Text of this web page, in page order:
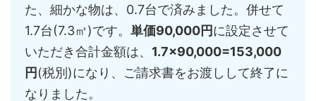
た、細かな物は、0.7台で済みました。併せて
1.7台(7.3㎥)です。 単価90,000円に設定させて
いただき合計金額は、 1.7×90,000=153,000
円 (税別)になり、ご請求書をお渡しして終了に
なりました。